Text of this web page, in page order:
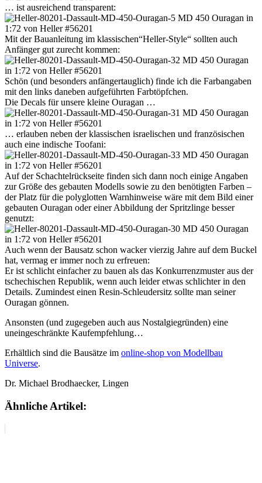
… ist ausreichend transparent:
Mit der Bauanleitung im klassischen“Heller-Style“ sollten auch
Anfänger gut zurecht kommen:
Schön (und besonders anfängertauglich) finde ich die Farbangaben
mit den links daneben aufgeführten Farbtöpfchen.
Die Decals für unsere kleine Ouragan …
… erlauben neben der klassischen israelischen und französischen
auch eine indische Toofani:
Auf der Schachtelrückseite finden sich dann noch einige Angaben
zur Größe des gebauten Modells sowie zu den benötigten Farben –
der Platz für die polyglotten Warnhinweise wäre mit dem Bild einer
gebauten Ouragan oder einer Abbildung der Spritzlinge besser
genutzt:
Auch wenn der Bausatz schon wacker vierzig Jahre auf dem Buckel
hat, vermag er immer noch zu erfreuen:
Er ist schlicht einfacher zu bauen als das Konkurrenzmuster aus der
tschechischen Republik, wenn auch leider etwas schlichter in den
Details. Zumindest einen Resin-Schleudersitz sollte man seiner
Ouragan gönnen.
Ansonsten (und zugegeben auch aus Nostalgiegründen) eine
uneingeschränkte Kaufempfehlung…
Erhältlich sind die Bausätze im online-shop von Modellbau
Universe.
Dr. Michael Brodhaecker, Lingen
Ähnliche Artikel: